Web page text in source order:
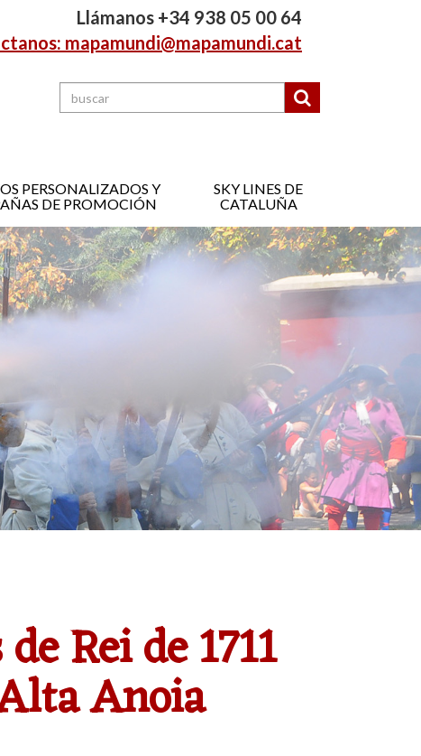
Llámanos +34 938 05 00 64
mapamundi@mapamundi.cat
PERSONALIZADOS Y
DE PROMOCIÓN
SKY LINES DE
CATALUÑA
Rei de 1711
Anoia